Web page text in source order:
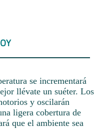
se incrementará
llévate un suéter. Los
y oscilarán
ligera cobertura de
que el ambiente sea